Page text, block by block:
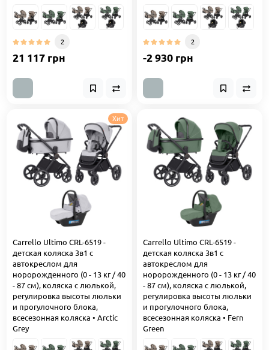
2
21 117 грн
2
-2 930 грн
Хит
Carrello Ultimo CRL-6519 -
детская коляска 3в1 с
автокреслом для
норорожденного (0 - 13 кг / 40
- 87 см), коляска с люлькой,
регулировка высоты люльки
и прогулочного блока,
всесезонная коляска • Arctic
Grey
Carrello Ultimo CRL-6519 -
детская коляска 3в1 с
автокреслом для
норорожденного (0 - 13 кг / 40
- 87 см), коляска с люлькой,
регулировка высоты люльки
и прогулочного блока,
всесезонная коляска • Fern
Green